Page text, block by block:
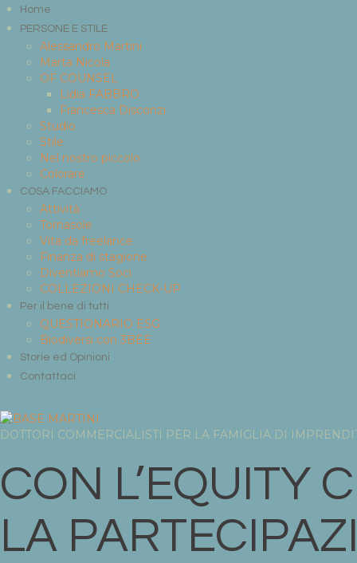
Home
PERSONE E STILE
Alessandro Martini
Marta Nicola
OF COUNSEL
Lidia FABBRO
Francesca Disconzi
Studio
Stile
Nel nostro piccolo
Colorare
COSA FACCIAMO
Attività
Tornasole
Vita da freelance
Finanza di stagione
Diventiamo Soci
COLLEZIONI CHECK-UP
Per il bene di tutti
QUESTIONARIO ESG
Biodiversi con 3BEE
Storie ed Opinioni
Contattaci
DOTTORI COMMERCIALISTI PER LA FAMIGLIA DI
CON L’EQUITY
LA